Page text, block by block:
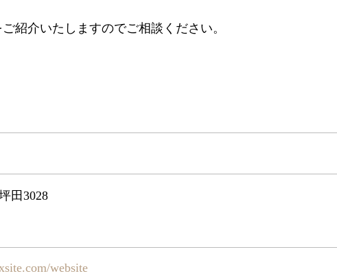
紹介いたしますのでご相談ください。
田3028
website